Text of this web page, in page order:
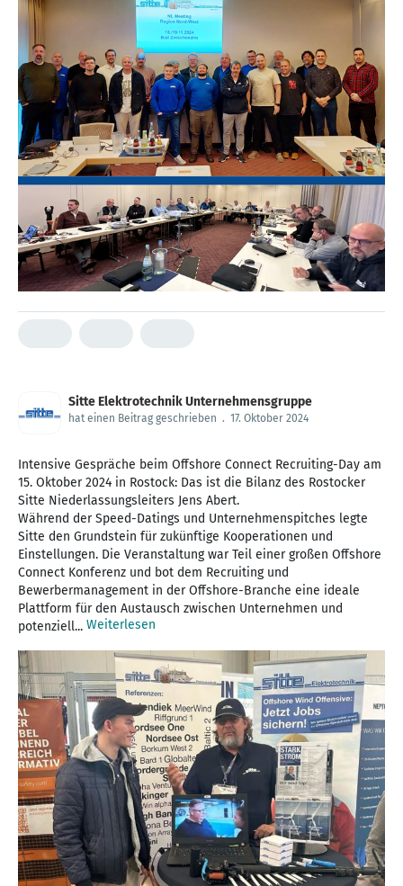
Sitte Elektrotechnik Unternehmensgruppe
hat einen Beitrag geschrieben . 17. Oktober 2024
Intensive Gespräche beim Offshore Connect Recruiting-Day am
15. Oktober 2024 in Rostock: Das ist die Bilanz des Rostocker
Sitte Niederlassungsleiters Jens Abert.
Während der Speed-Datings und Unternehmenspitches legte
Sitte den Grundstein für zukünftige Kooperationen und
Einstellungen. Die Veranstaltung war Teil einer großen Offshore
Connect Konferenz und bot dem Recruiting und
Bewerbermanagement in der Offshore-Branche eine ideale
Plattform für den Austausch zwischen Unternehmen und
potenziell... Weiterlesen